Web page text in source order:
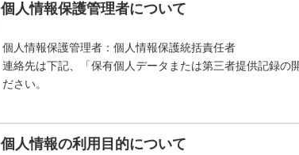
個人情報保護管理者について
個人情報保護管理者：個人情報保護統括責任者
連絡先は下記、「保有個人データまたは第三者提供記録の
ださい。
個人情報の利用目的について